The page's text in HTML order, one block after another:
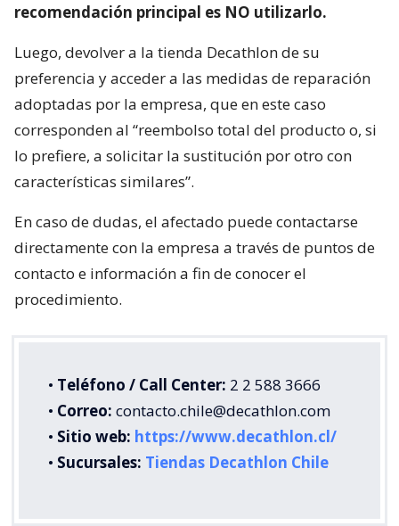
recomendación principal es NO utilizarlo.
Luego, devolver a la tienda Decathlon de su
preferencia y acceder a las medidas de reparación
adoptadas por la empresa, que en este caso
corresponden al “reembolso total del producto o, si
lo prefiere, a solicitar la sustitución por otro con
características similares”.
En caso de dudas, el afectado puede contactarse
directamente con la empresa a través de puntos de
contacto e información a fin de conocer el
procedimiento.
• Teléfono / Call Center: 2 2 588 3666
• Correo: contacto.chile@decathlon.com
• Sitio web: https://www.decathlon.cl/
• Sucursales: Tiendas Decathlon Chile